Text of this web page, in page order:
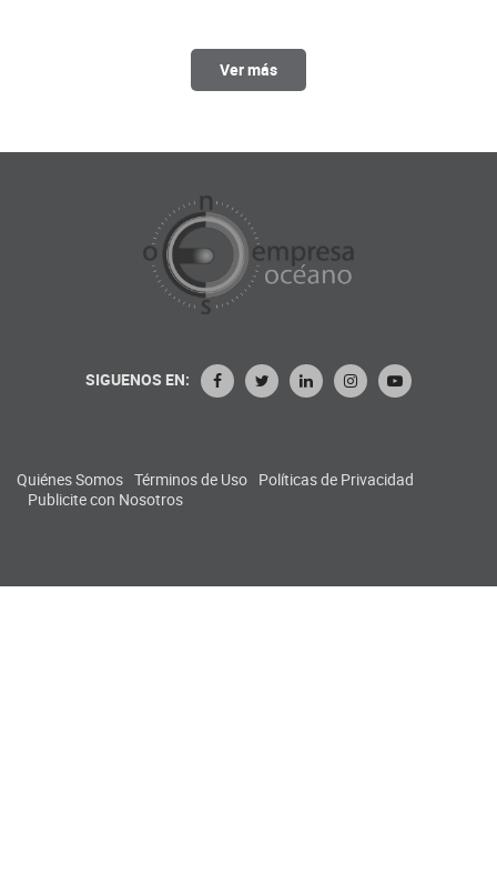
Ver más
SIGUENOS EN:
Quiénes Somos Términos de Uso Políticas de Privacidad
Publicite con Nosotros